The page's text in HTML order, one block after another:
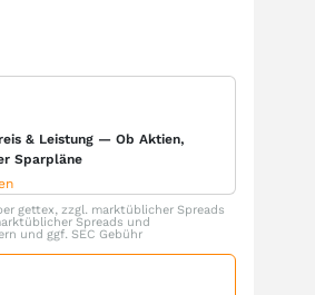
& Leistung — Ob Aktien,
Sparpläne
gettex, zzgl. marktüblicher Spreads
Spreads und
und ggf. SEC Gebühr